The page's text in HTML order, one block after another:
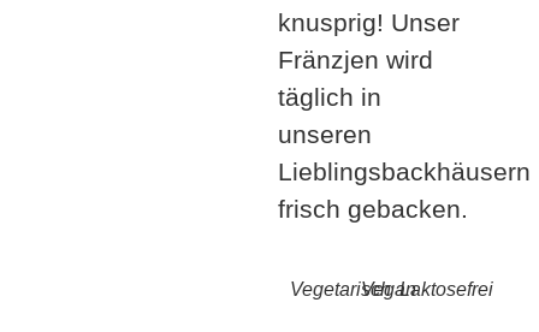
knusprig! Unser
Fränzjen wird
täglich in
unseren
Lieblingsbackhäusern
frisch gebacken.
Vegetarisch
VeganLaktosefrei